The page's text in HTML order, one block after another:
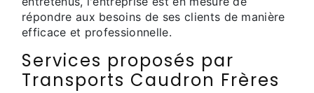
répondre aux besoins de ses clients de manière
efficace et professionnelle.
Services proposés par
Transports Caudron Frères